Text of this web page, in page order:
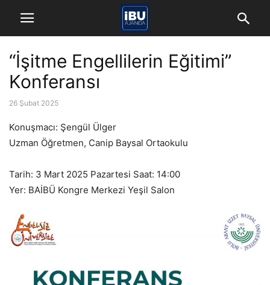
“İşitme Engellilerin Eğitimi”
Konferansı
26 Şubat 2025
Konuşmacı: Şengül Ülger
Uzman Öğretmen, Canip Baysal Ortaokulu
Tarih: 3 Mart 2025 Pazartesi Saat: 14:00
Yer: BAİBÜ Kongre Merkezi Yeşil Salon